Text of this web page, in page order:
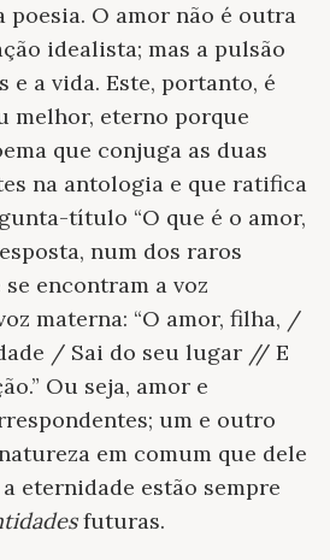
poesia. O amor não é outra
idealista; mas a pulsão
e a vida. Este, portanto, é
melhor, eterno porque
que conjuga as duas
na antologia e que ratifica
título “O que é o amor,
num dos raros
encontram a voz
materna: “O amor, filha, /
/ Sai do seu lugar // E
Ou seja, amor e
um e outro
em comum que dele
eternidade estão sempre
futuras.